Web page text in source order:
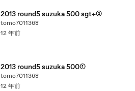
2013 round5 suzuka 500 sgt+②
tomo7011368
12 年前
2013 round5 suzuka 500①
tomo7011368
12 年前